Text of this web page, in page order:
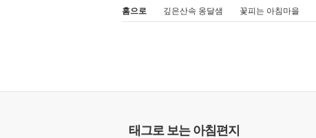
홈으로 깊은산속 옹달샘 꽃피는 아침마을
태그로 보는 아침편지